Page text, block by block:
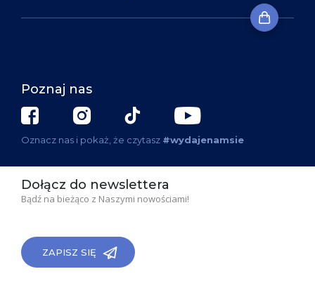
Poznaj nas
Oznacz nas i pokaż, że czytasz #wydajenamsie
Dołącz do newslettera
Bądź na bieżąco z Naszymi nowościami!
ZAPISZ SIĘ